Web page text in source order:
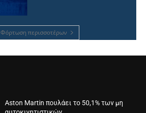
Φόρτωση περισσοτέρων
Aston Martin πουλάει το 50,1% των μη